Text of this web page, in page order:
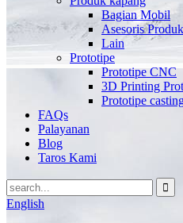
Bagian Mobil
Asesoris
Lain
Prototipe
Prototipe CNC
3D Printing
Prototipe
FAQs
Palayanan
Blog
Taros Kami
English